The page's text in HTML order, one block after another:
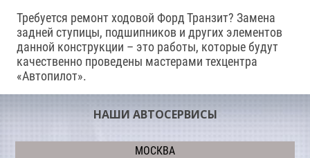
Требуется ремонт ходовой Форд Транзит? Замена
задней ступицы, подшипников и других элементов
данной конструкции – это работы, которые будут
качественно проведены мастерами техцентра
«Автопилот».
НАШИ АВТОСЕРВИСЫ
МОСКВА